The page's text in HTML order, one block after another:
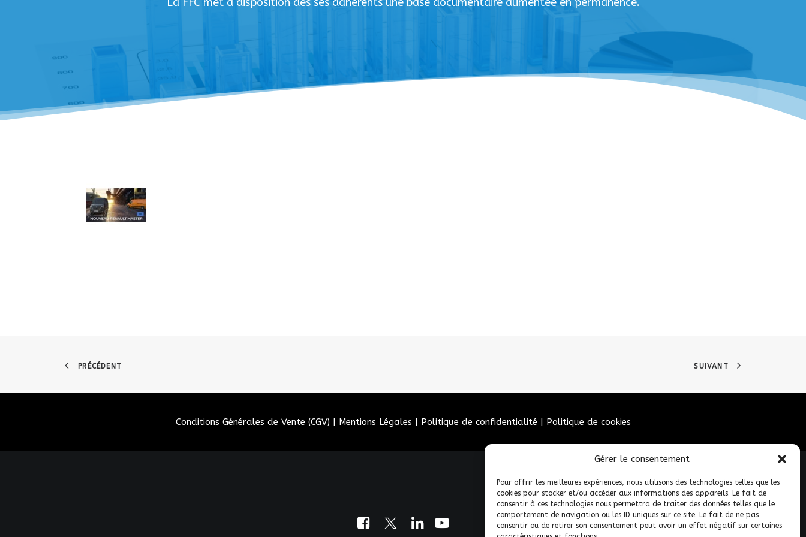
Gérer le consentement
Pour offrir les meilleures expériences, nous utilisons des technologies telles que les
cookies pour stocker et/ou accéder aux informations des appareils. Le fait de
consentir à ces technologies nous permettra de traiter des données telles que le
comportement de navigation ou les ID uniques sur ce site. Le fait de ne pas
consentir ou de retirer son consentement peut avoir un effet négatif sur certaines
PRÉCÉDENT SUIVANT
Conditions Générales de Vente (CGV) Mentions Légales Politique de confidentialité Politique de cookies